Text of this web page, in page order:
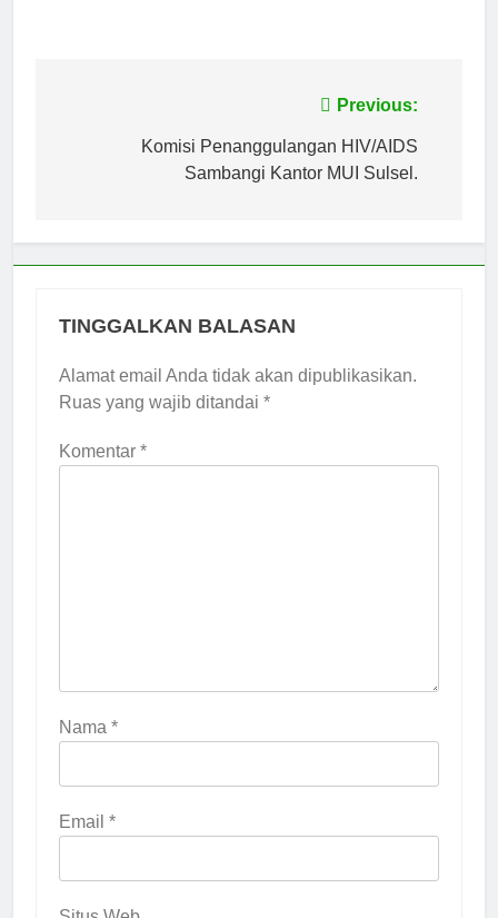
Previous:
Komisi Penanggulangan HIV/AIDS
Sambangi Kantor MUI Sulsel.
TINGGALKAN BALASAN
Alamat email Anda tidak akan dipublikasikan.
Ruas yang wajib ditandai *
Komentar *
Nama *
Email *